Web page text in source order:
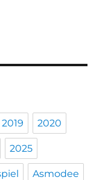
2019 2020
2025
Asmodee